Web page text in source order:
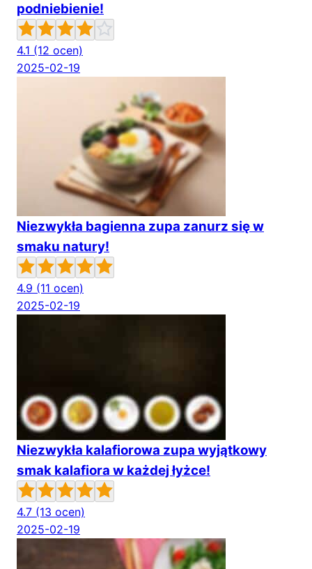
podniebienie!
4.1 (12 ocen)
2025-02-19
Niezwykła bagienna zupa zanurz się w
smaku natury!
4.9 (11 ocen)
2025-02-19
Niezwykła kalafiorowa zupa wyjątkowy
smak kalafiora w każdej łyżce!
4.7 (13 ocen)
2025-02-19